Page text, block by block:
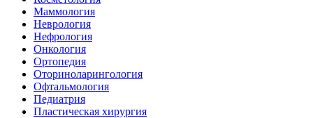
Маммология
Неврология
Нефрология
Онкология
Ортопедия
Оториноларингология
Офтальмология
Педиатрия
Пластическая хирургия